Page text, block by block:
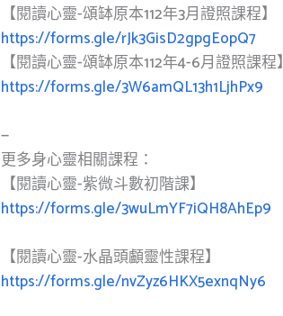
【閱讀心靈-頌缽原本112年3月證照課程】
https://forms.gle/rJk3GisD2gpgEopQ7
【閱讀心靈-頌缽原本112年4-6月證照課程】
https://forms.gle/3W6amQL13h1LjhPx9
—
更多身心靈相關課程：
【閱讀心靈-紫微斗數初階課】
https://forms.gle/3wuLmYF7iQH8AhEp9
【閱讀心靈-水晶頭顱靈性課程】
https://forms.gle/nvZyz6HKX5exnqNy6